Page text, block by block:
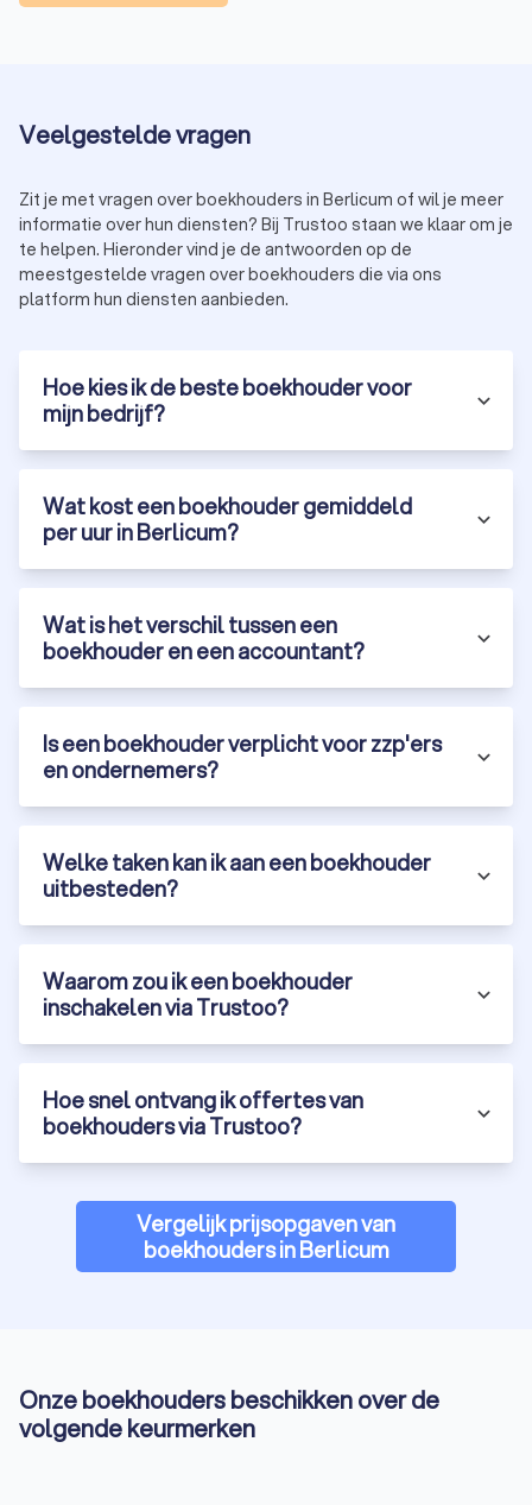
Veelgestelde vragen
Zit je met vragen over boekhouders in Berlicum of wil je meer
informatie over hun diensten? Bij Trustoo staan we klaar om je
te helpen. Hieronder vind je de antwoorden op de
meestgestelde vragen over boekhouders die via ons
platform hun diensten aanbieden.
Hoe kies ik de beste boekhouder voor
mijn bedrijf?
Wat kost een boekhouder gemiddeld
per uur in Berlicum?
Wat is het verschil tussen een
boekhouder en een accountant?
Is een boekhouder verplicht voor zzp'ers
en ondernemers?
Welke taken kan ik aan een boekhouder
uitbesteden?
Waarom zou ik een boekhouder
inschakelen via Trustoo?
Hoe snel ontvang ik offertes van
boekhouders via Trustoo?
Vergelijk prijsopgaven van
boekhouders in Berlicum
Onze boekhouders beschikken over de
volgende keurmerken